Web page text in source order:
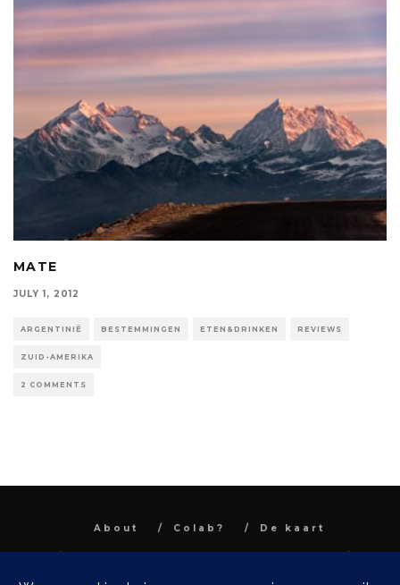
MATE
JULY 1, 2012
ARGENTINIË BESTEMMINGEN ETEN&DRINKEN REVIEWS
ZUID-AMERIKA
2 COMMENTS
About Colab? De kaart